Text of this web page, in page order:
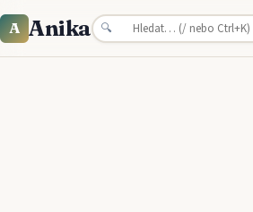
A Anika 🔍